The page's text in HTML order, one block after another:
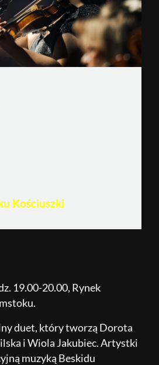
Kościuszki
19.00-20.00, Rynek
duet, który tworzą Dorota
i Wiola Jakubiec. Artystki
muzyką Beskidu